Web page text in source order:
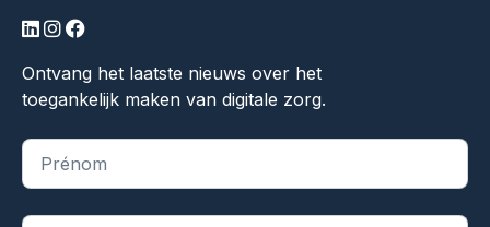
LinkedIn
Instagram
Facebook
Ontvang het laatste nieuws over het
toegankelijk maken van digitale zorg.
"*" indique les champs obligatoires